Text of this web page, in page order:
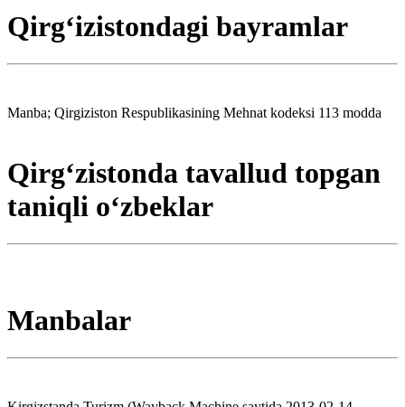
Qirgʻizistondagi bayramlar
Manba; Qirgiziston Respublikasining Mehnat kodeksi 113 modda
Qirgʻzistonda tavallud topgan
taniqli oʻzbeklar
Manbalar